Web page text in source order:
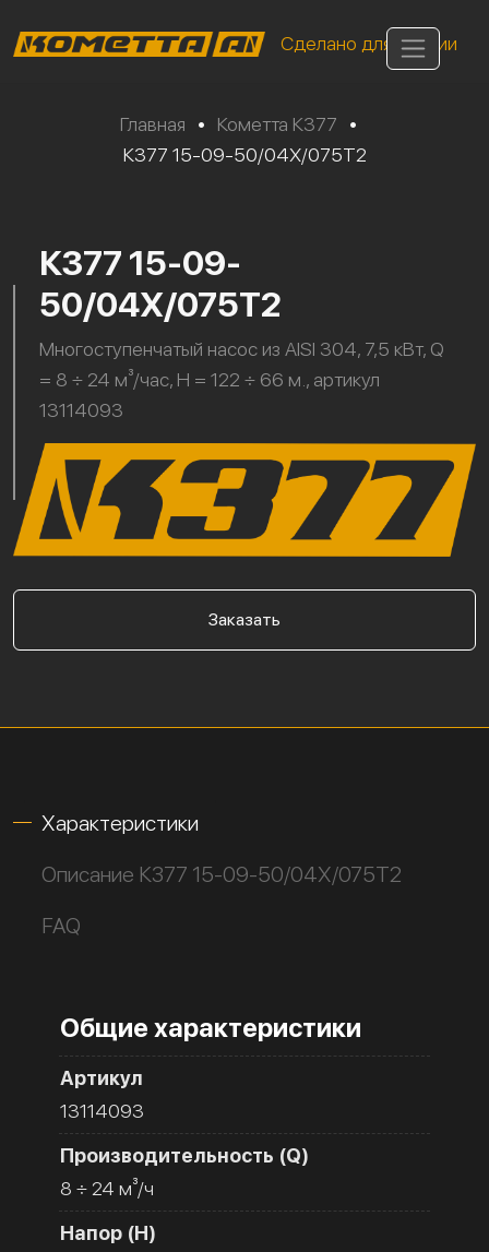
Сделано для России
Главная • Кометта К377
•
К377 15-09-50/04Х/075Т2
К377 15-09-
50/04Х/075Т2
Многоступенчатый насос из AISI 304, 7,5 кВт, Q
= 8 ÷ 24 м³/час, H = 122 ÷ 66 м., артикул
13114093
Заказать
Характеристики
Описание К377 15-09-50/04Х/075Т2
FAQ
Общие характеристики
Артикул
13114093
Производительность (Q)
8 ÷ 24 м³/ч
Напор (H)